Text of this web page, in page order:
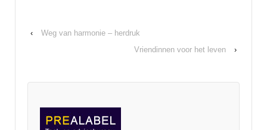
‹
Weg van harmonie – herdruk
Vriendinnen voor het leven
›